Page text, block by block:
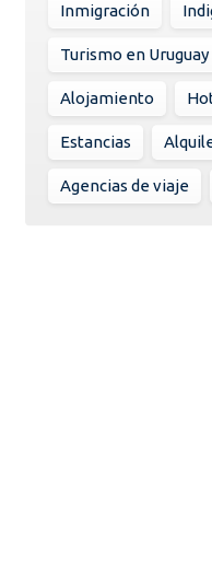
Inmigración
Turismo en Uruguay
Alojamiento
Estancias
Agencias de viaje